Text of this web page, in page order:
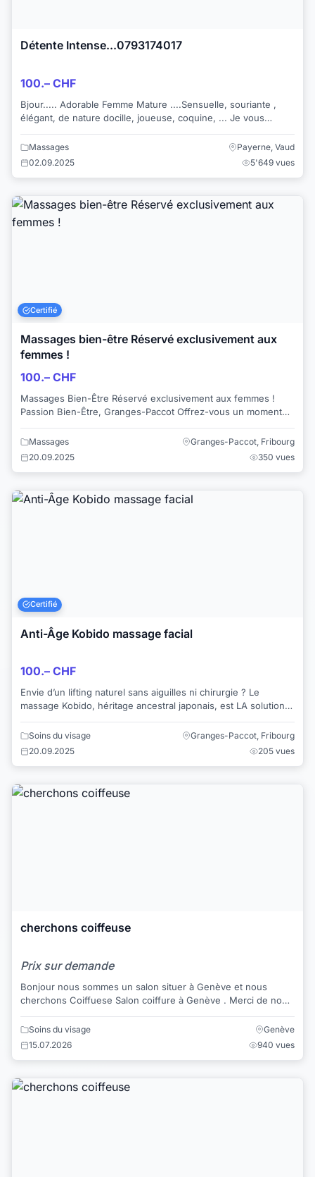
Détente Intense...0793174017
100.– CHF
Bjour..... Adorable Femme Mature ....Sensuelle, souriante ,
élégant, de nature docille, joueuse, coquine, ... Je vous
Massages
Payerne, Vaud
02.09.2025
5'649 vues
Certifié
Massages bien-être Réservé exclusivement aux
femmes !
100.– CHF
Massages Bien-Être Réservé exclusivement aux femmes !
Passion Bien-Être, Granges-Paccot Offrez-vous un moment
Massages
Granges-Paccot, Fribourg
20.09.2025
350 vues
Certifié
Anti-Âge Kobido massage facial
100.– CHF
Envie d’un lifting naturel sans aiguilles ni chirurgie ? Le
massage Kobido, héritage ancestral japonais, est LA solution
pour un visage rayonnant et ...
Soins du visage
Granges-Paccot, Fribourg
20.09.2025
205 vues
cherchons coiffeuse
Prix sur demande
Bonjour nous sommes un salon situer à Genève et nous
cherchons Coiffuese Salon coiffure à Genève . Merci de nous
Soins du visage
Genève
15.07.2026
940 vues